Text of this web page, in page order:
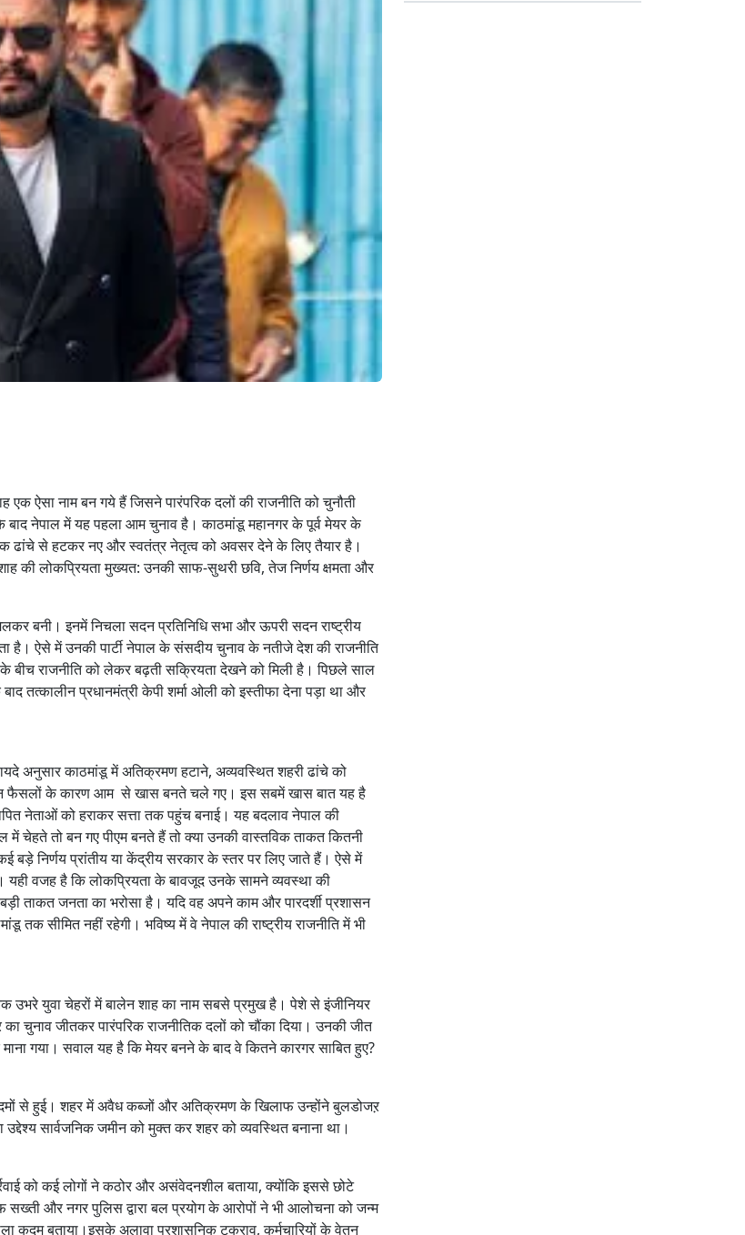
ऐसा नाम बन गये हैं जिसने पारंपरिक दलों की राजनीति को चुनौती
नेपाल में यह पहला आम चुनाव है। काठमांडू महानगर के पूर्व मेयर के
ढांचे से हटकर नए और स्वतंत्र नेतृत्व को अवसर देने के लिए तैयार है।
की लोकप्रियता मुख्यत: उनकी साफ-सुथरी छवि, तेज निर्णय क्षमता और
बनी। इनमें निचला सदन प्रतिनिधि सभा और ऊपरी सदन राष्ट्रीय
है। ऐसे में उनकी पार्टी नेपाल के संसदीय चुनाव के नतीजे देश की राजनीति
राजनीति को लेकर बढ़ती सक्रियता देखने को मिली है। पिछले साल
प्रधानमंत्री केपी शर्मा ओली को इस्तीफा देना पड़ा था और
अनुसार काठमांडू में अतिक्रमण हटाने, अव्यवस्थित शहरी ढांचे को
फैसलों के कारण आम से खास बनते चले गए। इस सबमें खास बात यह है
नेताओं को हराकर सत्ता तक पहुंच बनाई। यह बदलाव नेपाल की
चेहते तो बन गए पीएम बनते हैं तो क्या उनकी वास्तविक ताकत कितनी
निर्णय प्रांतीय या केंद्रीय सरकार के स्तर पर लिए जाते हैं। ऐसे में
यही वजह है कि लोकप्रियता के बावजूद उनके सामने व्यवस्था की
ताकत जनता का भरोसा है। यदि वह अपने काम और पारदर्शी प्रशासन
तक सीमित नहीं रहेगी। भविष्य में वे नेपाल की राष्ट्रीय राजनीति में भी
उभरे युवा चेहरों में बालेन शाह का नाम सबसे प्रमुख है। पेशे से इंजीनियर
चुनाव जीतकर पारंपरिक राजनीतिक दलों को चौंका दिया। उनकी जीत
गया। सवाल यह है कि मेयर बनने के बाद वे कितने कारगर साबित हुए?
से हुई। शहर में अवैध कब्जों और अतिक्रमण के खिलाफ उन्होंने बुलडोजऱ
सार्वजनिक जमीन को मुक्त कर शहर को व्यवस्थित बनाना था।
को कई लोगों ने कठोर और असंवेदनशील बताया, क्योंकि इससे छोटे
सख्ती और नगर पुलिस द्वारा बल प्रयोग के आरोपों ने भी आलोचना को जन्म
कदम बताया।इसके अलावा प्रशासनिक टकराव, कर्मचारियों के वेतन